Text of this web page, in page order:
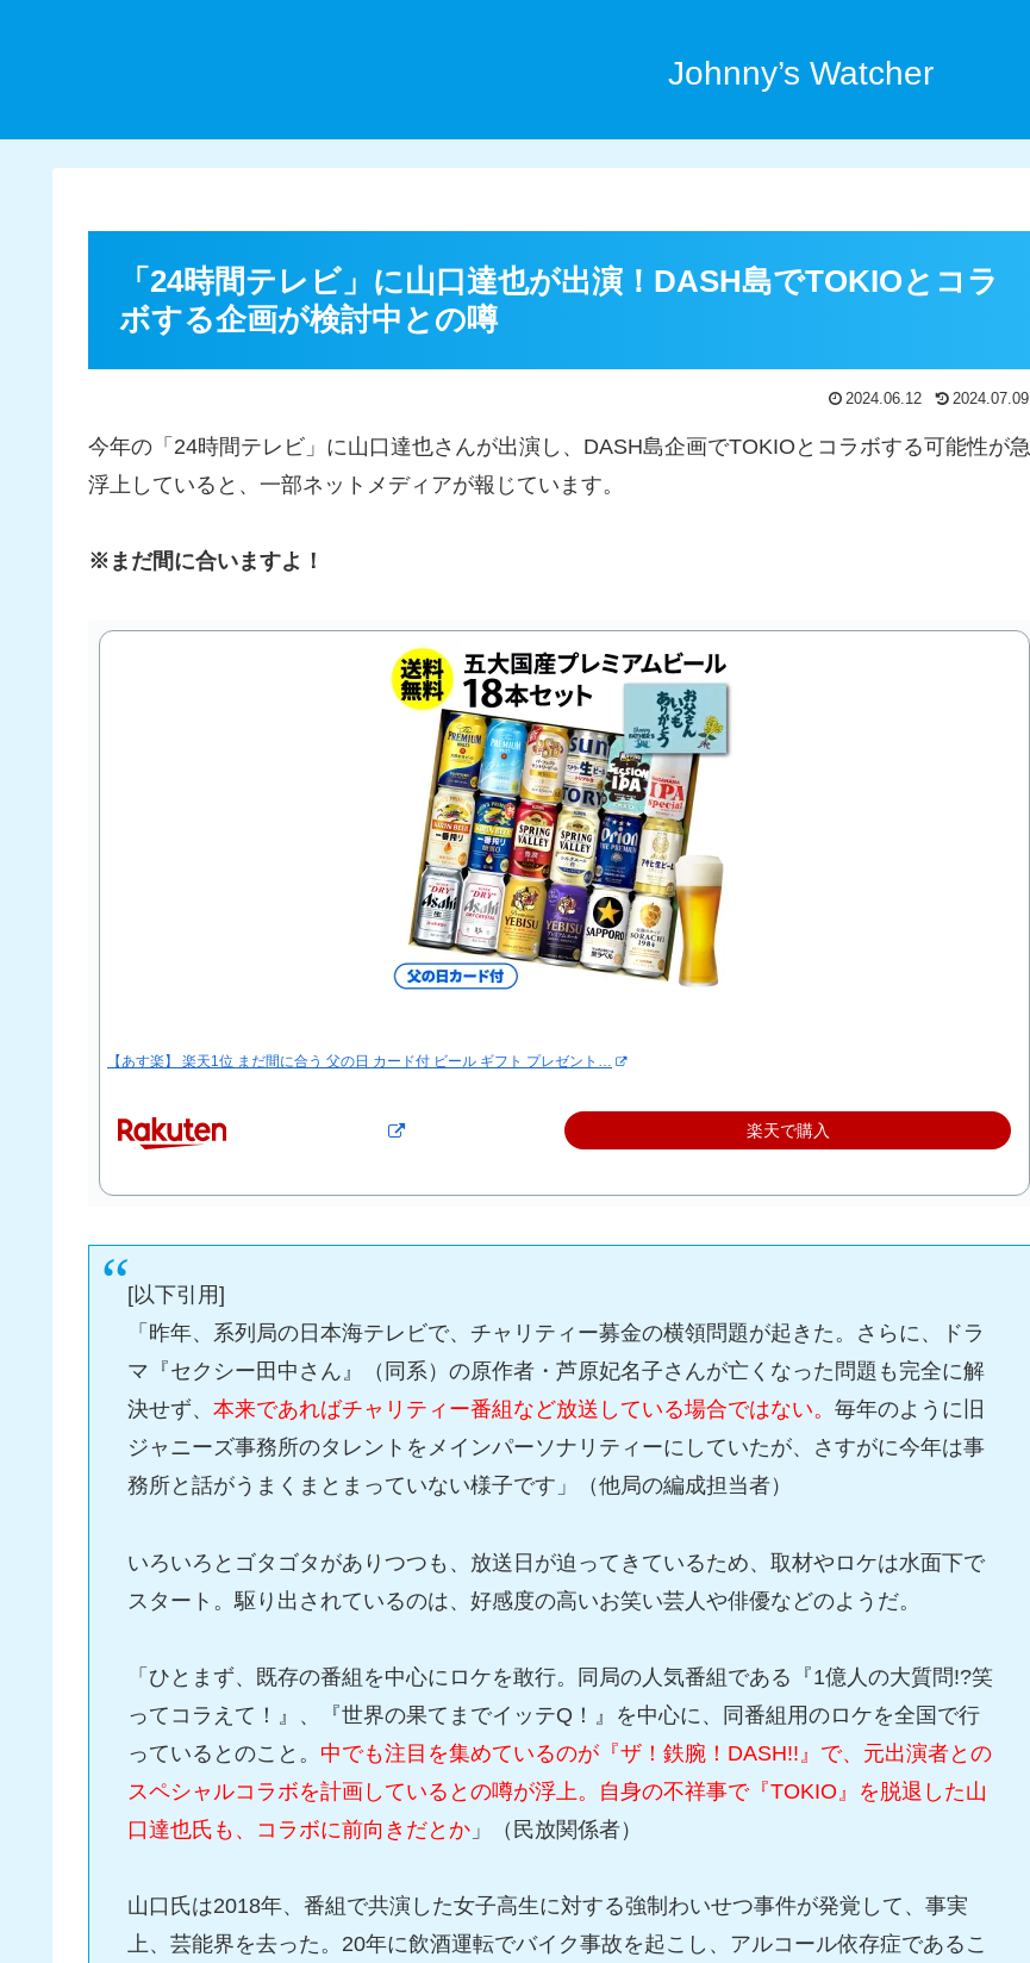
Johnny’s Watcher
「24時間テレビ」に山口達也が出演！DASH島でTOKIOとコラ
ボする企画が検討中との噂
2024.06.12 2024.07.09
今年の「24時間テレビ」に山口達也さんが出演し、DASH島企画でTOKIOとコラボする可能性が急
浮上していると、一部ネットメディアが報じています。
※まだ間に合いますよ！
【あす楽】 楽天1位 まだ間に合う 父の日 カード付 ビール ギフト プレゼント…
楽天で購入
[以下引用]
「昨年、系列局の日本海テレビで、チャリティー募金の横領問題が起きた。さらに、ドラ
マ『セクシー田中さん』（同系）の原作者・芦原妃名子さんが亡くなった問題も完全に解
決せず、本来であればチャリティー番組など放送している場合ではない。毎年のように旧
ジャニーズ事務所のタレントをメインパーソナリティーにしていたが、さすがに今年は事
務所と話がうまくまとまっていない様子です」（他局の編成担当者）
いろいろとゴタゴタがありつつも、放送日が迫ってきているため、取材やロケは水面下で
スタート。駆り出されているのは、好感度の高いお笑い芸人や俳優などのようだ。
「ひとまず、既存の番組を中心にロケを敢行。同局の人気番組である『1億人の大質問!?笑
ってコラえて！』、『世界の果てまでイッテQ！』を中心に、同番組用のロケを全国で行
っているとのこと。 中でも注目を集めているのが『ザ！鉄腕！DASH!!』で、元出演者との
スペシャルコラボを計画しているとの噂が浮上。自身の不祥事で『TOKIO』を脱退した山
口達也氏も、コラボに前向きだとか 」（民放関係者）
山口氏は2018年、番組で共演した女子高生に対する強制わいせつ事件が発覚して、事実
上、芸能界を去った。20年に飲酒運転でバイク事故を起こし、アルコール依存症であるこ